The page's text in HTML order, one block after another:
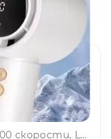
⚡ Турбо мини вентилатор със 100 скорости, LED дисплей и USB зареждане – силен въздушен поток-N68